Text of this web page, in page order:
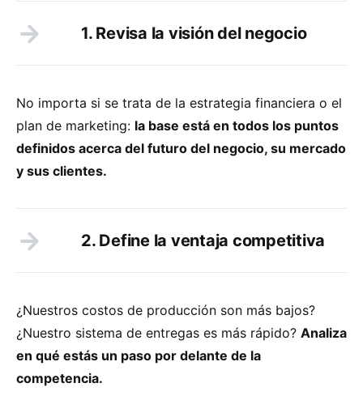
1. Revisa la visión del negocio
No importa si se trata de la estrategia financiera o el
plan de marketing: la base está en todos los puntos
definidos acerca del futuro del negocio, su mercado
y sus clientes.
2. Define la ventaja competitiva
¿Nuestros costos de producción son más bajos?
¿Nuestro sistema de entregas es más rápido? Analiza
en qué estás un paso por delante de la
competencia.